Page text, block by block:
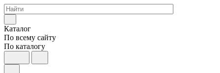
Каталог
По всему сайту
По каталогу